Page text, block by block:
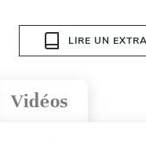
LIRE UN
Vidéos